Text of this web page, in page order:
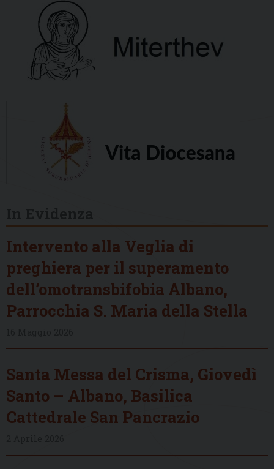
Intervento alla Veglia di
preghiera per il superamento
dell’omotransbifobia Albano,
Parrocchia S. Maria della Stella
Santa Messa del Crisma, Giovedì
Santo – Albano, Basilica
Cattedrale San Pancrazio